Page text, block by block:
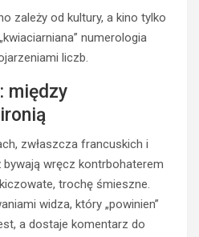
zależy od kultury, a kino tylko
numerologia
liczb.
między
zwłaszcza francuskich i
bywają wręcz kontrbohaterem
trochę śmieszne.
widza, który „powinien”
a dostaje komentarz do